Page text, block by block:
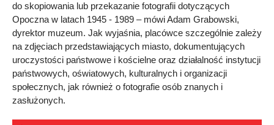
do skopiowania lub przekazanie fotografii dotyczących
Opoczna w latach 1945 - 1989 – mówi Adam Grabowski,
dyrektor muzeum. Jak wyjaśnia, placówce szczególnie zależy
na zdjęciach przedstawiających miasto, dokumentujących
uroczystości państwowe i kościelne oraz działalność instytucji
państwowych, oświatowych, kulturalnych i organizacji
społecznych, jak również o fotografie osób znanych i
zasłużonych.